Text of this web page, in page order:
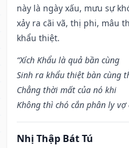
này là ngày xấu, mưu sự
xảy ra cãi vã, thị phi, mâu
khẩu thiệt.
“Xích Khẩu là quả bần cùng
Sinh ra khẩu thiệt bàn cùng
Chẳng thời mất của nó khi
Không thì chó cắn phân ly vợ
Nhị Thập Bát Tú